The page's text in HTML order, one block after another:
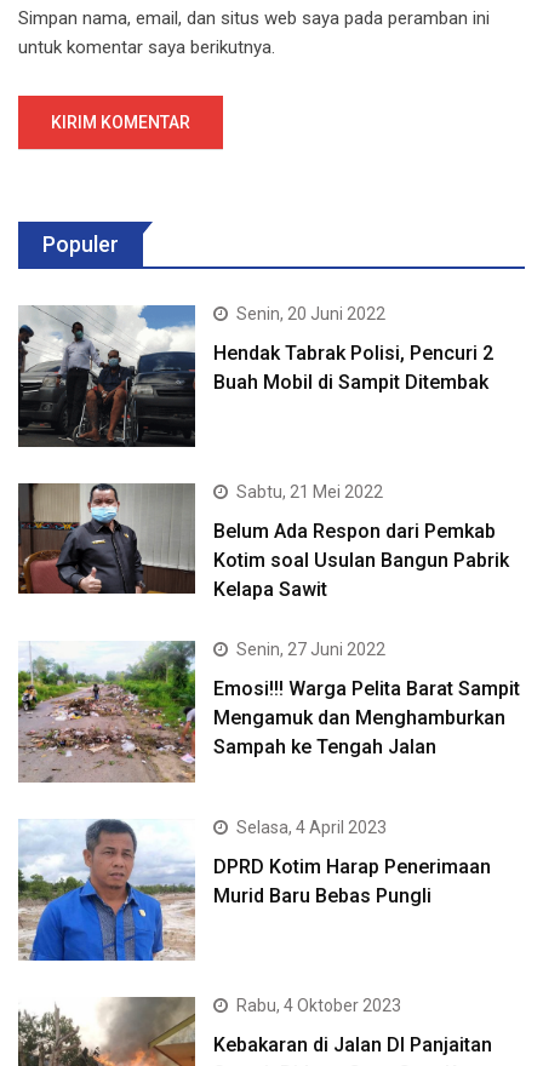
Simpan nama, email, dan situs web saya pada peramban ini
untuk komentar saya berikutnya.
Populer
Senin, 20 Juni 2022
Hendak Tabrak Polisi, Pencuri 2
Buah Mobil di Sampit Ditembak
Sabtu, 21 Mei 2022
Belum Ada Respon dari Pemkab
Kotim soal Usulan Bangun Pabrik
Kelapa Sawit
Senin, 27 Juni 2022
Emosi!!! Warga Pelita Barat Sampit
Mengamuk dan Menghamburkan
Sampah ke Tengah Jalan
Selasa, 4 April 2023
DPRD Kotim Harap Penerimaan
Murid Baru Bebas Pungli
Rabu, 4 Oktober 2023
Kebakaran di Jalan DI Panjaitan